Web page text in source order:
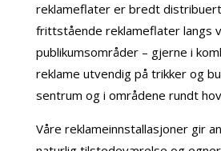
reklameflater er bredt
frittstående reklameflater langs
publikumsområder – gjerne i
reklame utvendig på trikker og
sentrum og i områdene rundt
Våre reklameinnstallasjoner gir